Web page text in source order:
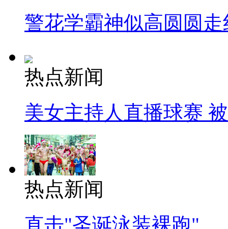
警花学霸神似高圆圆走
热点新闻
美女主持人直播球赛
热点新闻
直击"圣诞泳装裸跑"